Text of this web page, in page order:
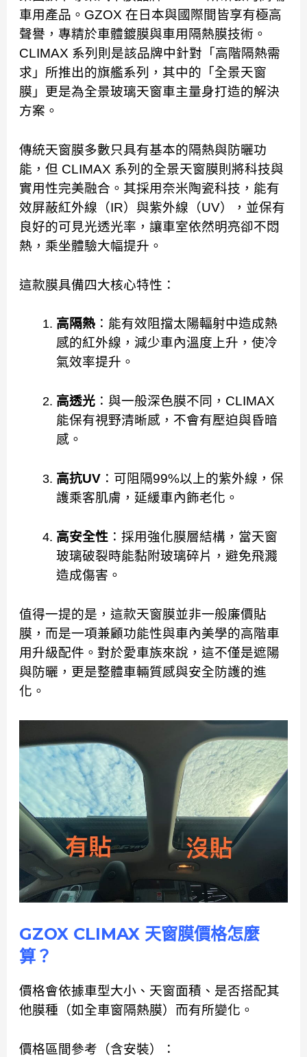
車用產品。GZOX 在日本與國際間皆享有極高
聲譽，專精於車體鍍膜與車用隔熱膜技術。
CLIMAX 系列則是該品牌中針對「高階隔熱需
求」所推出的旗艦系列，其中的「全景天窗
膜」更是為全景玻璃天窗車主量身打造的解決
方案。
傳統天窗膜多數只具有基本的隔熱與防曬功
能，但 CLIMAX 系列的全景天窗膜則將科技與
實用性完美融合。其採用奈米陶瓷科技，能有
效屏蔽紅外線（IR）與紫外線（UV），並保有
良好的可見光透光率，讓車室依然明亮卻不悶
熱，乘坐體驗大幅提升。
這款膜具備四大核心特性：
高隔熱：能有效阻擋太陽輻射中造成熱
感的紅外線，減少車內溫度上升，使冷
氣效率提升。
高透光：與一般深色膜不同，CLIMAX
能保有視野清晰感，不會有壓迫與昏暗
感。
高抗UV：可阻隔99%以上的紫外線，保
護乘客肌膚，延緩車內飾老化。
高安全性 ：採用強化膜層結構，當天窗
玻璃破裂時能黏附玻璃碎片，避免飛濺
造成傷害。
值得一提的是，這款天窗膜並非一般廉價貼
膜，而是一項兼顧功能性與車內美學的高階車
用升級配件。對於愛車族來說，這不僅是遮陽
與防曬，更是整體車輛質感與安全防護的進
化。
GZOX CLIMAX 天窗膜價格怎麼
算？
價格會依據車型大小、天窗面積、是否搭配其
他膜種（如全車窗隔熱膜）而有所變化。
價格區間參考（含安裝）：